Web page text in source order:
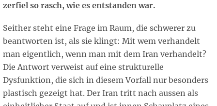
zerfiel so rasch, wie es entstanden war.
Seither steht eine Frage im Raum, die schwerer zu
beantworten ist, als sie klingt: Mit wem verhandelt
man eigentlich, wenn man mit dem Iran verhandelt?
Die Antwort verweist auf eine strukturelle
Dysfunktion, die sich in diesem Vorfall nur besonders
plastisch gezeigt hat. Der Iran tritt nach aussen als